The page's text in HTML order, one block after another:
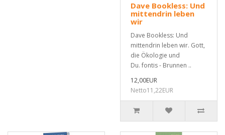
Dave Bookless: Und
mittendrin leben
wir
Dave Bookless: Und
mittendrin leben wir. Gott,
die Ökologie und
Du. fontis - Brunnen ..
12,00EUR
Netto11,22EUR